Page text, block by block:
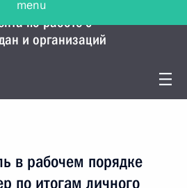
по работе с
и организаций
в рабочем порядке
по итогам личного